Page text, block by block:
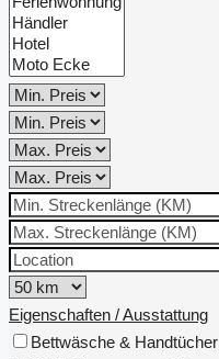
Eigenschaften / Ausstattung
Bettwäsche & Handtücher